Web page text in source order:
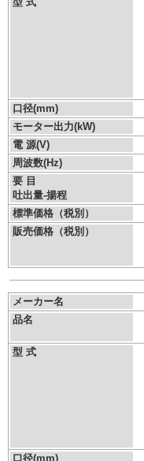
口径(mm)
モーター出力(kW)
電 源(V)
周波数(Hz)
要 目
吐出量-揚程
標準価格（税別）
販売価格（税別）
メーカー名
品名
型 式
口径(mm)